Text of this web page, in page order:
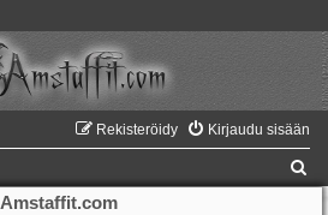
Kirjaudu sisään
Rekisteröidy
Amstaffit.com